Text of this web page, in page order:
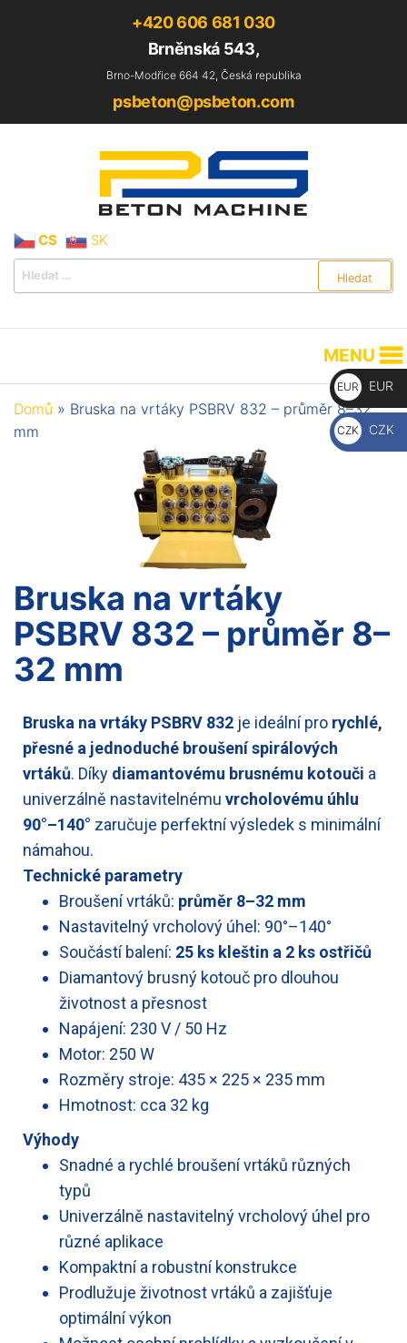
+420 606 681 030
Brněnská 543,
Brno-Modřice 664 42, Česká republika
psbeton@psbeton.com
PS Beton Machine s.r.o.
CS SK
MENU
Domů » Bruska na vrtáky PSBRV 832 – průměr 8–32
mm
Bruska na vrtáky
PSBRV 832 – průměr 8–
32 mm
Bruska na vrtáky PSBRV 832 je ideální pro rychlé,
přesné a jednoduché broušení spirálových
vrtáků. Díky diamantovému brusnému kotouči a
univerzálně nastavitelnému vrcholovému úhlu
90°–140° zaručuje perfektní výsledek s minimální
námahou.
Technické parametry
Broušení vrtáků: průměr 8–32 mm
Nastavitelný vrcholový úhel: 90°–140°
Součástí balení: 25 ks kleštin a 2 ks ostřičů
Diamantový brusný kotouč pro dlouhou
životnost a přesnost
Napájení: 230 V / 50 Hz
Motor: 250 W
Rozměry stroje: 435 × 225 × 235 mm
Hmotnost: cca 32 kg
Výhody
Snadné a rychlé broušení vrtáků různých
typů
Univerzálně nastavitelný vrcholový úhel pro
různé aplikace
Kompaktní a robustní konstrukce
Prodlužuje životnost vrtáků a zajišťuje
optimální výkon
EUR
€
EUR
CZK
Kč
CZK